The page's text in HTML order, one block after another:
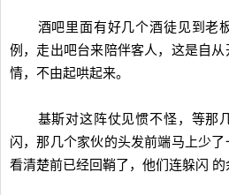
酒吧里面有好几个酒徒见到老
例，走出吧台来陪伴客人，这是自
情，不由起哄起来。
基斯对这阵仗见惯不怪，等那
闪，那几个家伙的头发前端马上少
看清楚前已经回鞘了，他们连躲闪 的